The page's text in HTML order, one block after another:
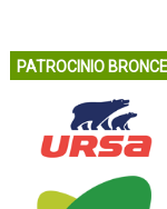
PATROCINIO BRONCE